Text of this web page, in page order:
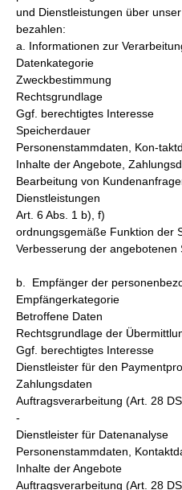
und Dienstleistungen über
bezahlen:
a. Informationen zur
Datenkategorie
Zweckbestimmung
Rechtsgrundlage
Ggf. berechtigtes Interesse
Speicherdauer
Personenstammdaten, Kon-
Inhalte der Angebote,
Bearbeitung von
Dienstleistungen
Art. 6 Abs. 1 b), f)
ordnungsgemäße Funktion der
Verbesserung der angebotenen
b. Empfänger der
Empfängerkategorie
Betroffene Daten
Rechtsgrundlage der
Ggf. berechtigtes Interesse
Dienstleister für den
Zahlungsdaten
Auftragsverarbeitung (Art. 28
-
Dienstleister für Datenanalyse
Personenstammdaten,
Inhalte der Angebote
Auftragsverarbeitung (Art. 28